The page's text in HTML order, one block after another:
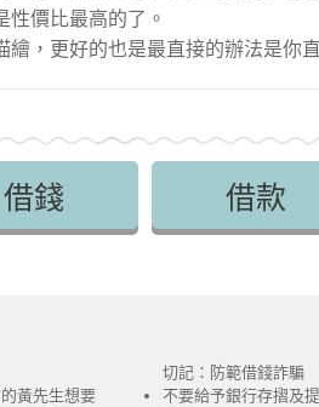
價比最高的了。
，更好的也是最直接的辦法是你
借錢 借款
黃先生想要
切記：防範借錢詐騙
不要給予銀行存摺及